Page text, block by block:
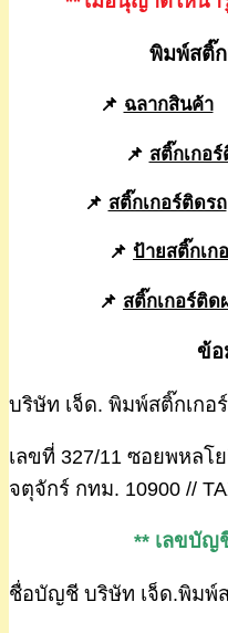
พิมพ์สติ๊
📌 ฉลากสินค้า
📌 สติ๊กเกอ
📌 สติ๊กเกอร์ติดรถ
📌 ป้ายสติ๊กเก
📌 สติ๊กเกอร์ติด
ข้อ
บริษัท เจ็ด. พิมพ์สติ๊กเกอ
เลขที่ 327/11 ซอยพหล
จตุจักร์ กทม. 10900 //
** เลขบัญ
ชื่อบัญชี บริษัท เจ็ด.พิมพ์